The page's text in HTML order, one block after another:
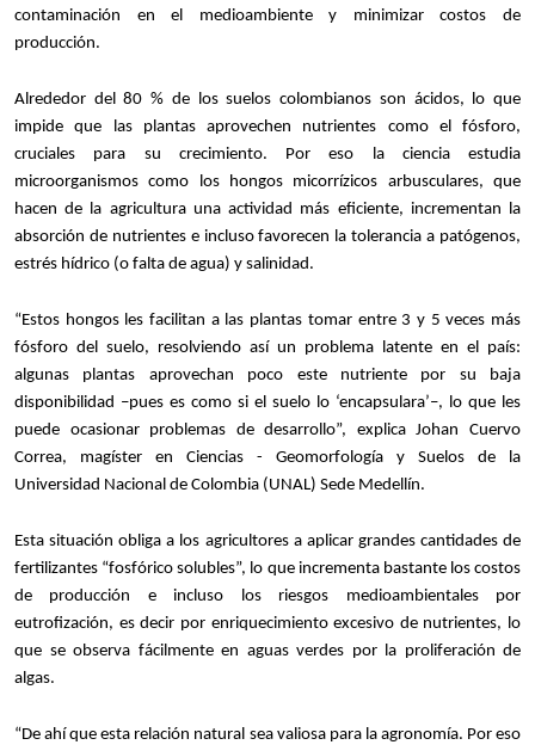
contaminación en el medioambiente y minimizar costos de
producción.
Alrededor del 80 % de los suelos colombianos son ácidos, lo que
impide que las plantas aprovechen nutrientes como el fósforo,
cruciales para su crecimiento. Por eso la ciencia estudia
microorganismos como los hongos micorrízicos arbusculares, que
hacen de la agricultura una actividad más eficiente, incrementan la
absorción de nutrientes e incluso favorecen la tolerancia a patógenos,
estrés hídrico (o falta de agua) y salinidad.
“Estos hongos les facilitan a las plantas tomar entre 3 y 5 veces más
fósforo del suelo, resolviendo así un problema latente en el país:
algunas plantas aprovechan poco este nutriente por su baja
disponibilidad –pues es como si el suelo lo ‘encapsulara’–, lo que les
puede ocasionar problemas de desarrollo”, explica Johan Cuervo
Correa, magíster en Ciencias - Geomorfología y Suelos de la
Universidad Nacional de Colombia (UNAL) Sede Medellín.
Esta situación obliga a los agricultores a aplicar grandes cantidades de
fertilizantes “fosfórico solubles”, lo que incrementa bastante los costos
de producción e incluso los riesgos medioambientales por
eutrofización, es decir por enriquecimiento excesivo de nutrientes, lo
que se observa fácilmente en aguas verdes por la proliferación de
algas.
“De ahí que esta relación natural sea valiosa para la agronomía. Por eso